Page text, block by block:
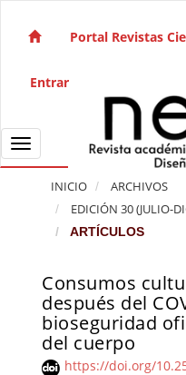
Navegación principal
Barra lateral
Portal Revistas
Entrar
Toggle navigation
INICIO
ARCHIVOS
EDICIÓN 30 (JULIO-
ARTÍCULOS
Consumos
después del
bioseguridad
del cuerpo
https://doi.org/
Barra lateral